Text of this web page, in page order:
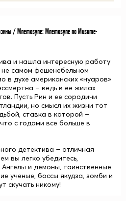
/ Mnemosyne: Mnemosyne no Musume-
и нашла интересную работу
не самом фешенебельном
в духе американских «нуаров»
– ведь в ее жилах
Пусть Рин и ее сородичи
но смысл их жизни тот
ставка в которой –
с годами все больше в
детектива – отличная
вы легко убедитесь,
и демоны, таинственные
ученые, боссы якудза, зомби и
скучать никому!